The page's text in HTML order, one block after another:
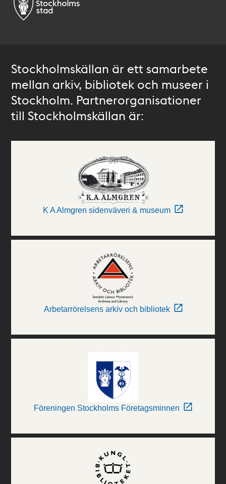
Stockholmskällan är ett samarbete
mellan arkiv, bibliotek och museer i
Stockholm. Partnerorganisationer
till Stockholmskällan är:
K A Almgren sidenväveri & museum
Arbetarrörelsens arkiv och bibliotek
Föreningen Stockholms Företagsminnen